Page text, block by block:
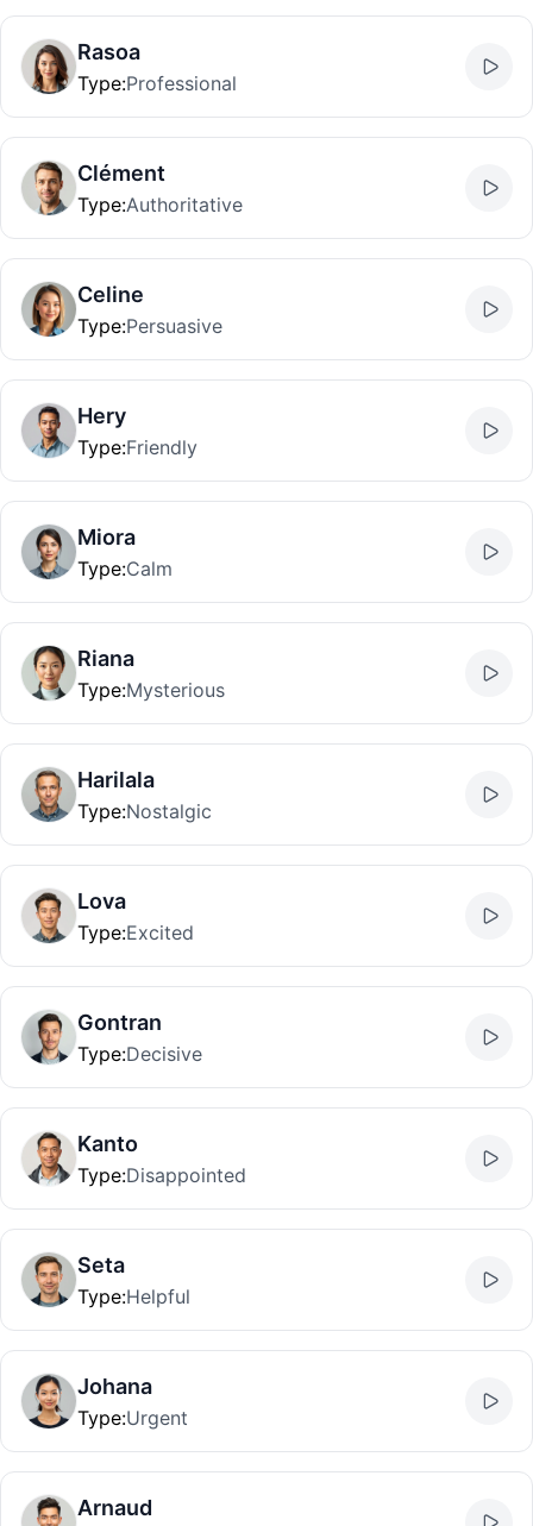
Rasoa
Type:Professional
Clément
Type:Authoritative
Celine
Type:Persuasive
Hery
Type:Friendly
Miora
Type:Calm
Riana
Type:Mysterious
Harilala
Type:Nostalgic
Lova
Type:Excited
Gontran
Type:Decisive
Kanto
Type:Disappointed
Seta
Type:Helpful
Johana
Type:Urgent
Arnaud